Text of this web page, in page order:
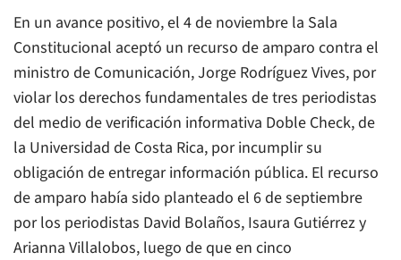
En un avance positivo, el 4 de noviembre la Sala
Constitucional aceptó un recurso de amparo contra el
ministro de Comunicación, Jorge Rodríguez Vives, por
violar los derechos fundamentales de tres periodistas
del medio de verificación informativa Doble Check, de
la Universidad de Costa Rica, por incumplir su
obligación de entregar información pública. El recurso
de amparo había sido planteado el 6 de septiembre
por los periodistas David Bolaños, Isaura Gutiérrez y
Arianna Villalobos, luego de que en cinco